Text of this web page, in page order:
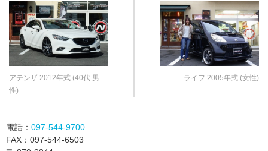
アテンザ 2012年式 (40代 男
性)
ライフ 2005年式 (女性)
電話： 097-544-9700
FAX： 097-544-6503